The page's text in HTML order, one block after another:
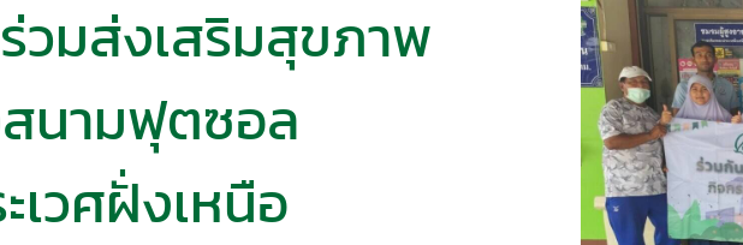
วมส่งเสริมสุขภาพ
นามฟุตซอล
วศฝั่งเหนือ